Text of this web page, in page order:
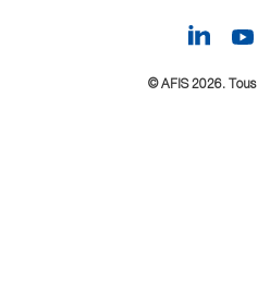
© AFIS 2026. Tous